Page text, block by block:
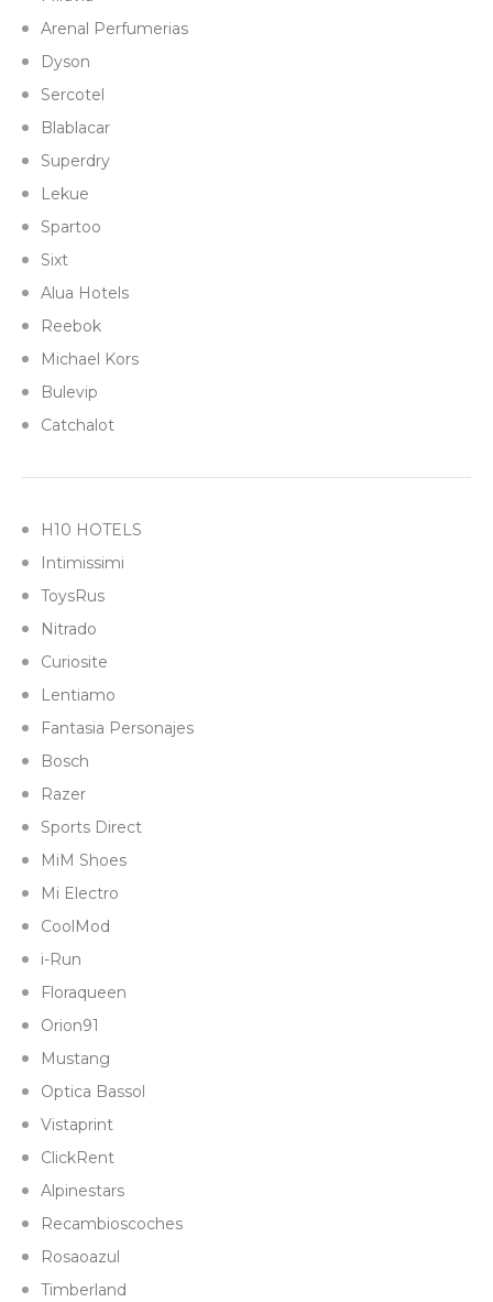
Arenal Perfumerias
Dyson
Sercotel
Blablacar
Superdry
Lekue
Spartoo
Sixt
Alua Hotels
Reebok
Michael Kors
Bulevip
Catchalot
H10 HOTELS
Intimissimi
ToysRus
Nitrado
Curiosite
Lentiamo
Fantasia Personajes
Bosch
Razer
Sports Direct
MiM Shoes
Mi Electro
CoolMod
i-Run
Floraqueen
Orion91
Mustang
Optica Bassol
Vistaprint
ClickRent
Alpinestars
Recambioscoches
Rosaoazul
Timberland